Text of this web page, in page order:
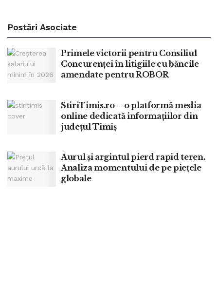
Postări Asociate
Primele victorii pentru Consiliul
Concurenței în litigiile cu băncile
amendate pentru ROBOR
StiriTimis.ro – o platformă media
online dedicată informațiilor din
județul Timiș
Aurul și argintul pierd rapid teren.
Analiza momentului de pe piețele
globale